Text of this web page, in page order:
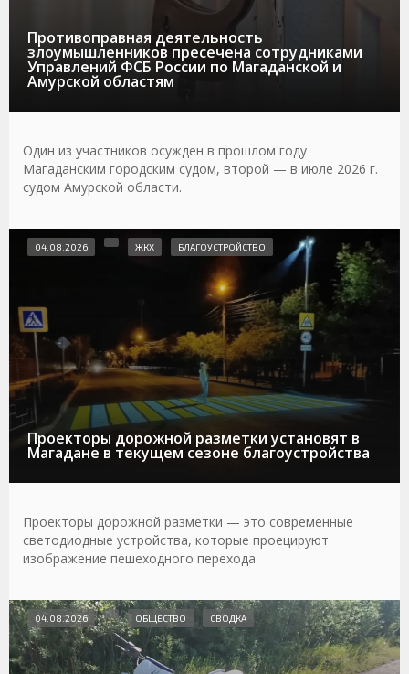
Противоправная деятельность
злоумышленников пресечена сотрудниками
Управлений ФСБ России по Магаданской и
Амурской областям
Один из участников осужден в прошлом году
Магаданским городским судом, второй — в июле 2026 г.
судом Амурской области.
Проекторы дорожной разметки установят в
Магадане в текущем сезоне благоустройства
04.08.2026 ЖКХ БЛАГОУСТРОЙСТВО
Проекторы дорожной разметки — это современные
светодиодные устройства, которые проецируют
изображение пешеходного перехода
04.08.2026 ОБЩЕСТВО СВОДКА